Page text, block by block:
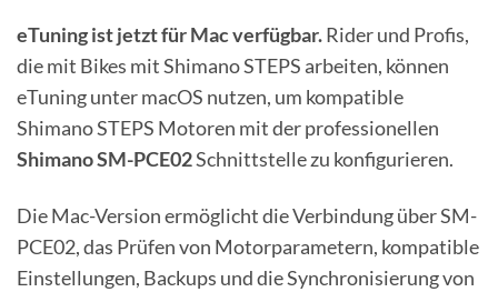
eTuning ist jetzt für Mac verfügbar.Rider und Profis,
die mit Bikes mit Shimano STEPS arbeiten, können
eTuning unter macOS nutzen, um kompatible
Shimano STEPS Motoren mit der professionellen
Shimano SM-PCE02Schnittstelle zu konfigurieren.
Die Mac-Version ermöglicht die Verbindung über SM-
PCE02, das Prüfen von Motorparametern, kompatible
Einstellungen, Backups und die Synchronisierung von